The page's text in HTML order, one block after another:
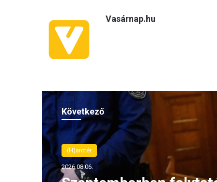
Vasárnap.hu
Következő
(H)arctér
2026.08.06.